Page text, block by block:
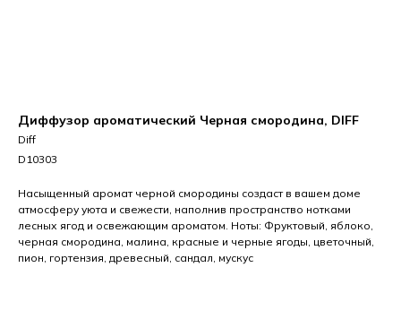
Диффузор ароматический Черная смородина, DIFF
Diff
D10303
Насыщенный аромат черной смородины создаст в вашем доме
атмосферу уюта и свежести, наполнив пространство нотками
лесных ягод и освежающим ароматом. Ноты: Фруктовый, яблоко,
черная смородина, малина, красные и черные ягоды, цветочный,
пион, гортензия, древесный, сандал, мускус